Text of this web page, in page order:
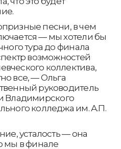
песни, в чем
— мы хотели бы
тура до финала
возможностей
коллектива,
все, — Ольга
руководитель
Владимирского
колледжа им. А.П.
усталость — она
мы в финале